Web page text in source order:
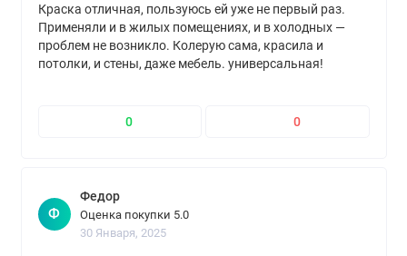
Краска отличная, пользуюсь ей уже не первый раз.
Применяли и в жилых помещениях, и в холодных —
проблем не возникло. Колерую сама, красила и
потолки, и стены, даже мебель. универсальная!
0 0
Ф
Федор
Оценка покупки 5.0
30 Января, 2025